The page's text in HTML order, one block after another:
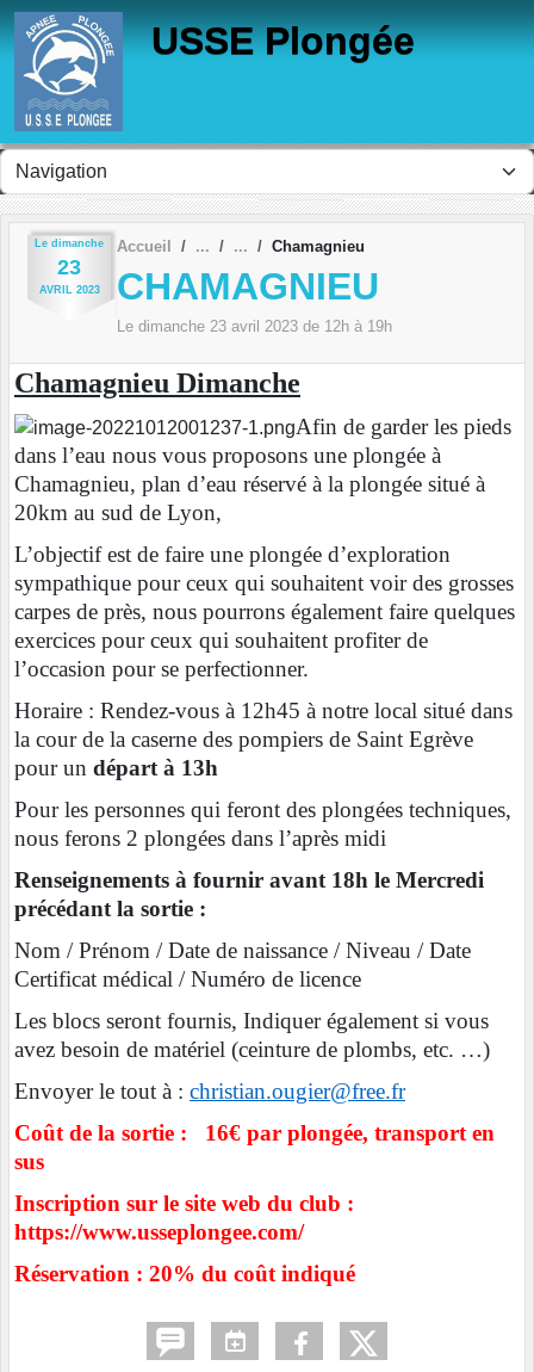
USSE Plongée
Le dimanche
23
AVRIL 2023
Accueil Chamagnieu
CHAMAGNIEU
Le dimanche 23 avril 2023 de 12h à 19h
Chamagnieu Dimanche
Afin de garder les pieds
dans l’eau nous vous proposons une plongée à
Chamagnieu, plan d’eau réservé à la plongée situé à
20km au sud de Lyon,
L’objectif est de faire une plongée d’exploration
sympathique pour ceux qui souhaitent voir des grosses
carpes de près, nous pourrons également faire quelques
exercices pour ceux qui souhaitent profiter de
l’occasion pour se perfectionner.
Horaire : Rendez-vous à 12h45 à notre local situé dans
la cour de la caserne des pompiers de Saint Egrève
pour un départ à 13h
Pour les personnes qui feront des plongées techniques,
nous ferons 2 plongées dans l’après midi
Renseignements à fournir avant 18h le Mercredi
précédant la sortie :
Nom / Prénom / Date de naissance / Niveau / Date
Certificat médical / Numéro de licence
Les blocs seront fournis, Indiquer également si vous
avez besoin de matériel (ceinture de plombs, etc. …)
Envoyer le tout à : christian.ougier@free.fr
Coût de la sortie : 16€ par plongée, transport en
sus
Inscription sur le site web du club :
https://www.usseplongee.com/
Réservation : 20% du coût indiqué
Panneau de gestion des cookies